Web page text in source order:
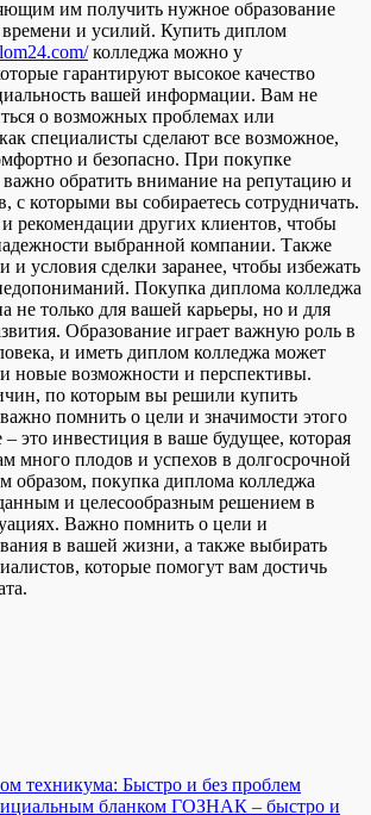
им получить нужное образование
времени и усилий. Купить диплом
колледжа можно у
гарантируют высокое качество
вашей информации. Вам не
о возможных проблемах или
специалисты сделают все возможное,
и безопасно. При покупке
обратить внимание на репутацию и
с которыми вы собираетесь сотрудничать.
рекомендации других клиентов, чтобы
выбранной компании. Также
и условия сделки заранее, чтобы избежать
Покупка диплома колледжа
не только для вашей карьеры, но и для
Образование играет важную роль в
и иметь диплом колледжа может
новые возможности и перспективы.
по которым вы решили купить
помнить о цели и значимости этого
это инвестиция в ваше будущее, которая
много плодов и успехов в долгосрочной
образом, покупка диплома колледжа
и целесообразным решением в
Важно помнить о цели и
в вашей жизни, а также выбирать
которые помогут вам достичь
техникума: Быстро и без проблем
бланком ГОЗНАК – быстро и